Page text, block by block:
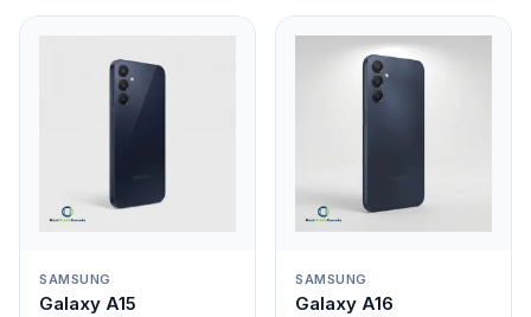
SAMSUNG
Galaxy A15
SAMSUNG
Galaxy A16